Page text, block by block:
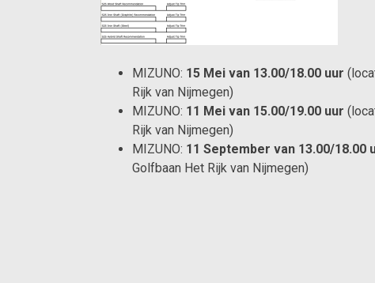
MIZUNO: 15 Mei van 13.00/18.00 uur
Rijk van Nijmegen)
MIZUNO: 11 Mei van 15.00/19.00 uur
Rijk van Nijmegen)
MIZUNO: 11 September van 13.00/18.00
Golfbaan Het Rijk van Nijmegen)